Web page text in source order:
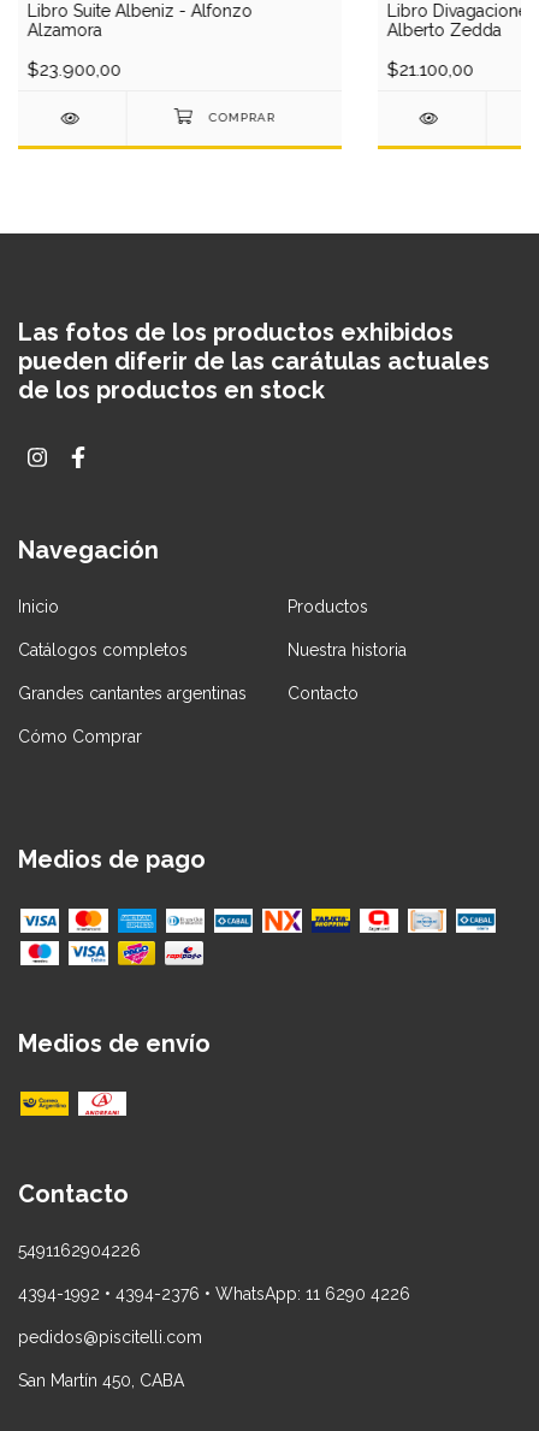
Libro Suite Albeniz - Alfonzo
Alzamora
$23.900,00
Libro
Alberto Zedda
$21.100,00
Las fotos de los productos exhibidos
pueden diferir de las carátulas actuales
de los productos en stock
Navegación
Inicio Productos
Catálogos completos Nuestra historia
Grandes cantantes argentinas Contacto
Cómo Comprar
Medios de pago
Medios de envío
Contacto
5491162904226
4394-1992 • 4394-2376 • WhatsApp: 11 6290 4226
pedidos@piscitelli.com
San Martín 450, CABA